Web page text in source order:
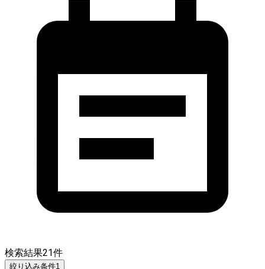
検索結果21件
絞り込み条件1